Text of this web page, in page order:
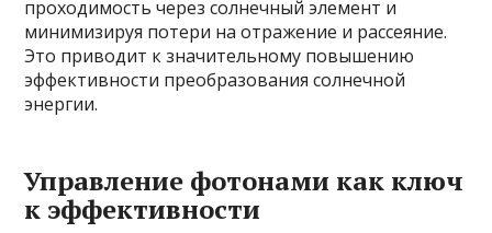
проходимость через солнечный элемент и
минимизируя потери на отражение и рассеяние.
Это приводит к значительному повышению
эффективности преобразования солнечной
энергии.
Управление фотонами как ключ
к эффективности